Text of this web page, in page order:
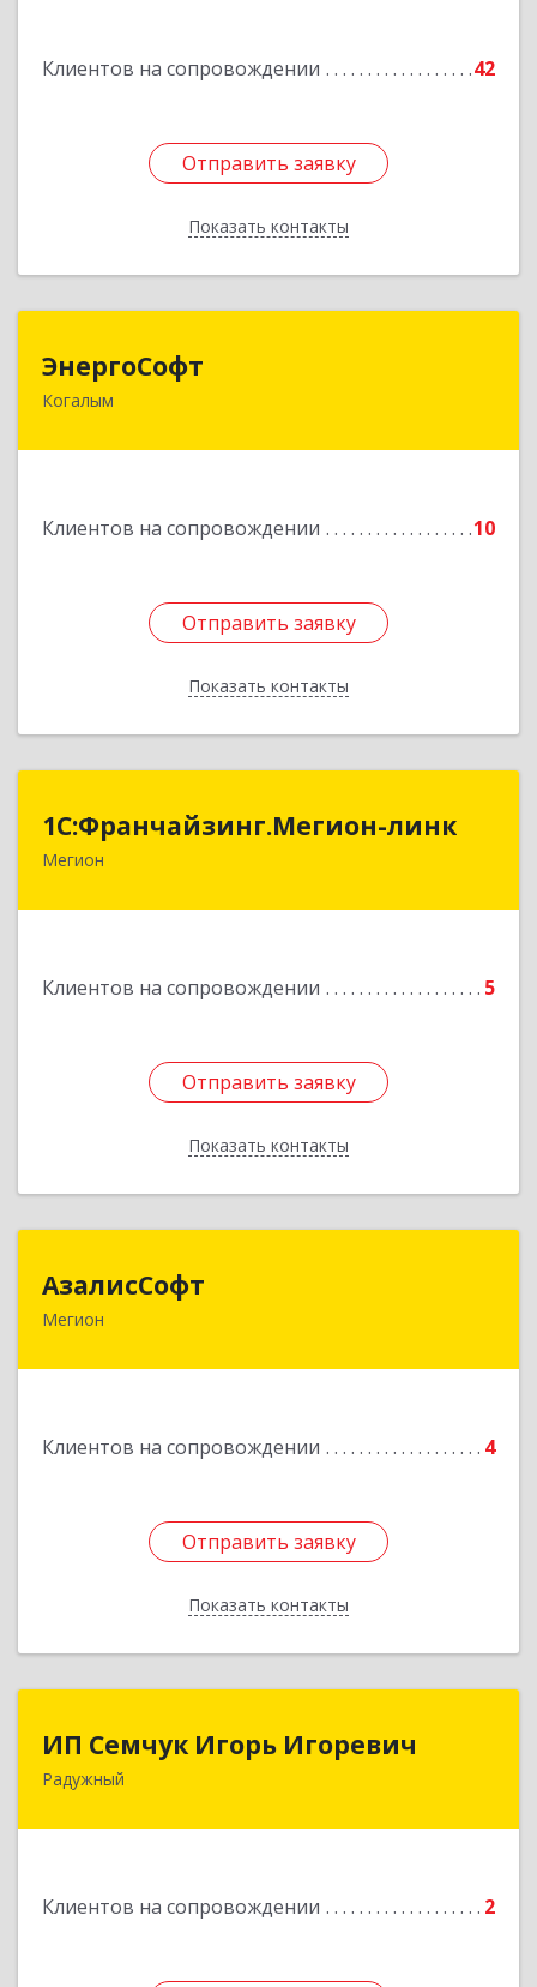
Клиентов на сопровождении 42
Отправить заявку
Показать контакты
Отправить заявку
Назад
ЭнергоСофт
Когалым
Клиентов на сопровождении 10
Отправить заявку
Показать контакты
628485, Ханты-Мансийский Автономный округ
Подробнее
Отправить заявку
Назад
1С:Франчайзинг.Мегион-линк
Мегион
Клиентов на сопровождении 5
Отправить заявку
Показать контакты
1С:Франчайзинг.Мегион-линк
Отправить заявку
Назад
АзалисСофт
Мегион
Клиентов на сопровождении 4
Отправить заявку
Показать контакты
628690, Ханты-Мансийский Автономный округ
Подробнее
Отправить заявку
Назад
ИП Семчук Игорь Игоревич
Радужный
Клиентов на сопровождении 2
628464, ХМАО-Югра, г. Радужный, 1 мкн.,